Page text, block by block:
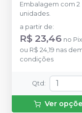
Embalagem com 2
unidades.
a partir de:
R$ 23,46 no Pix
ou R$ 24,19 nas
condições
Qtd :
Ver